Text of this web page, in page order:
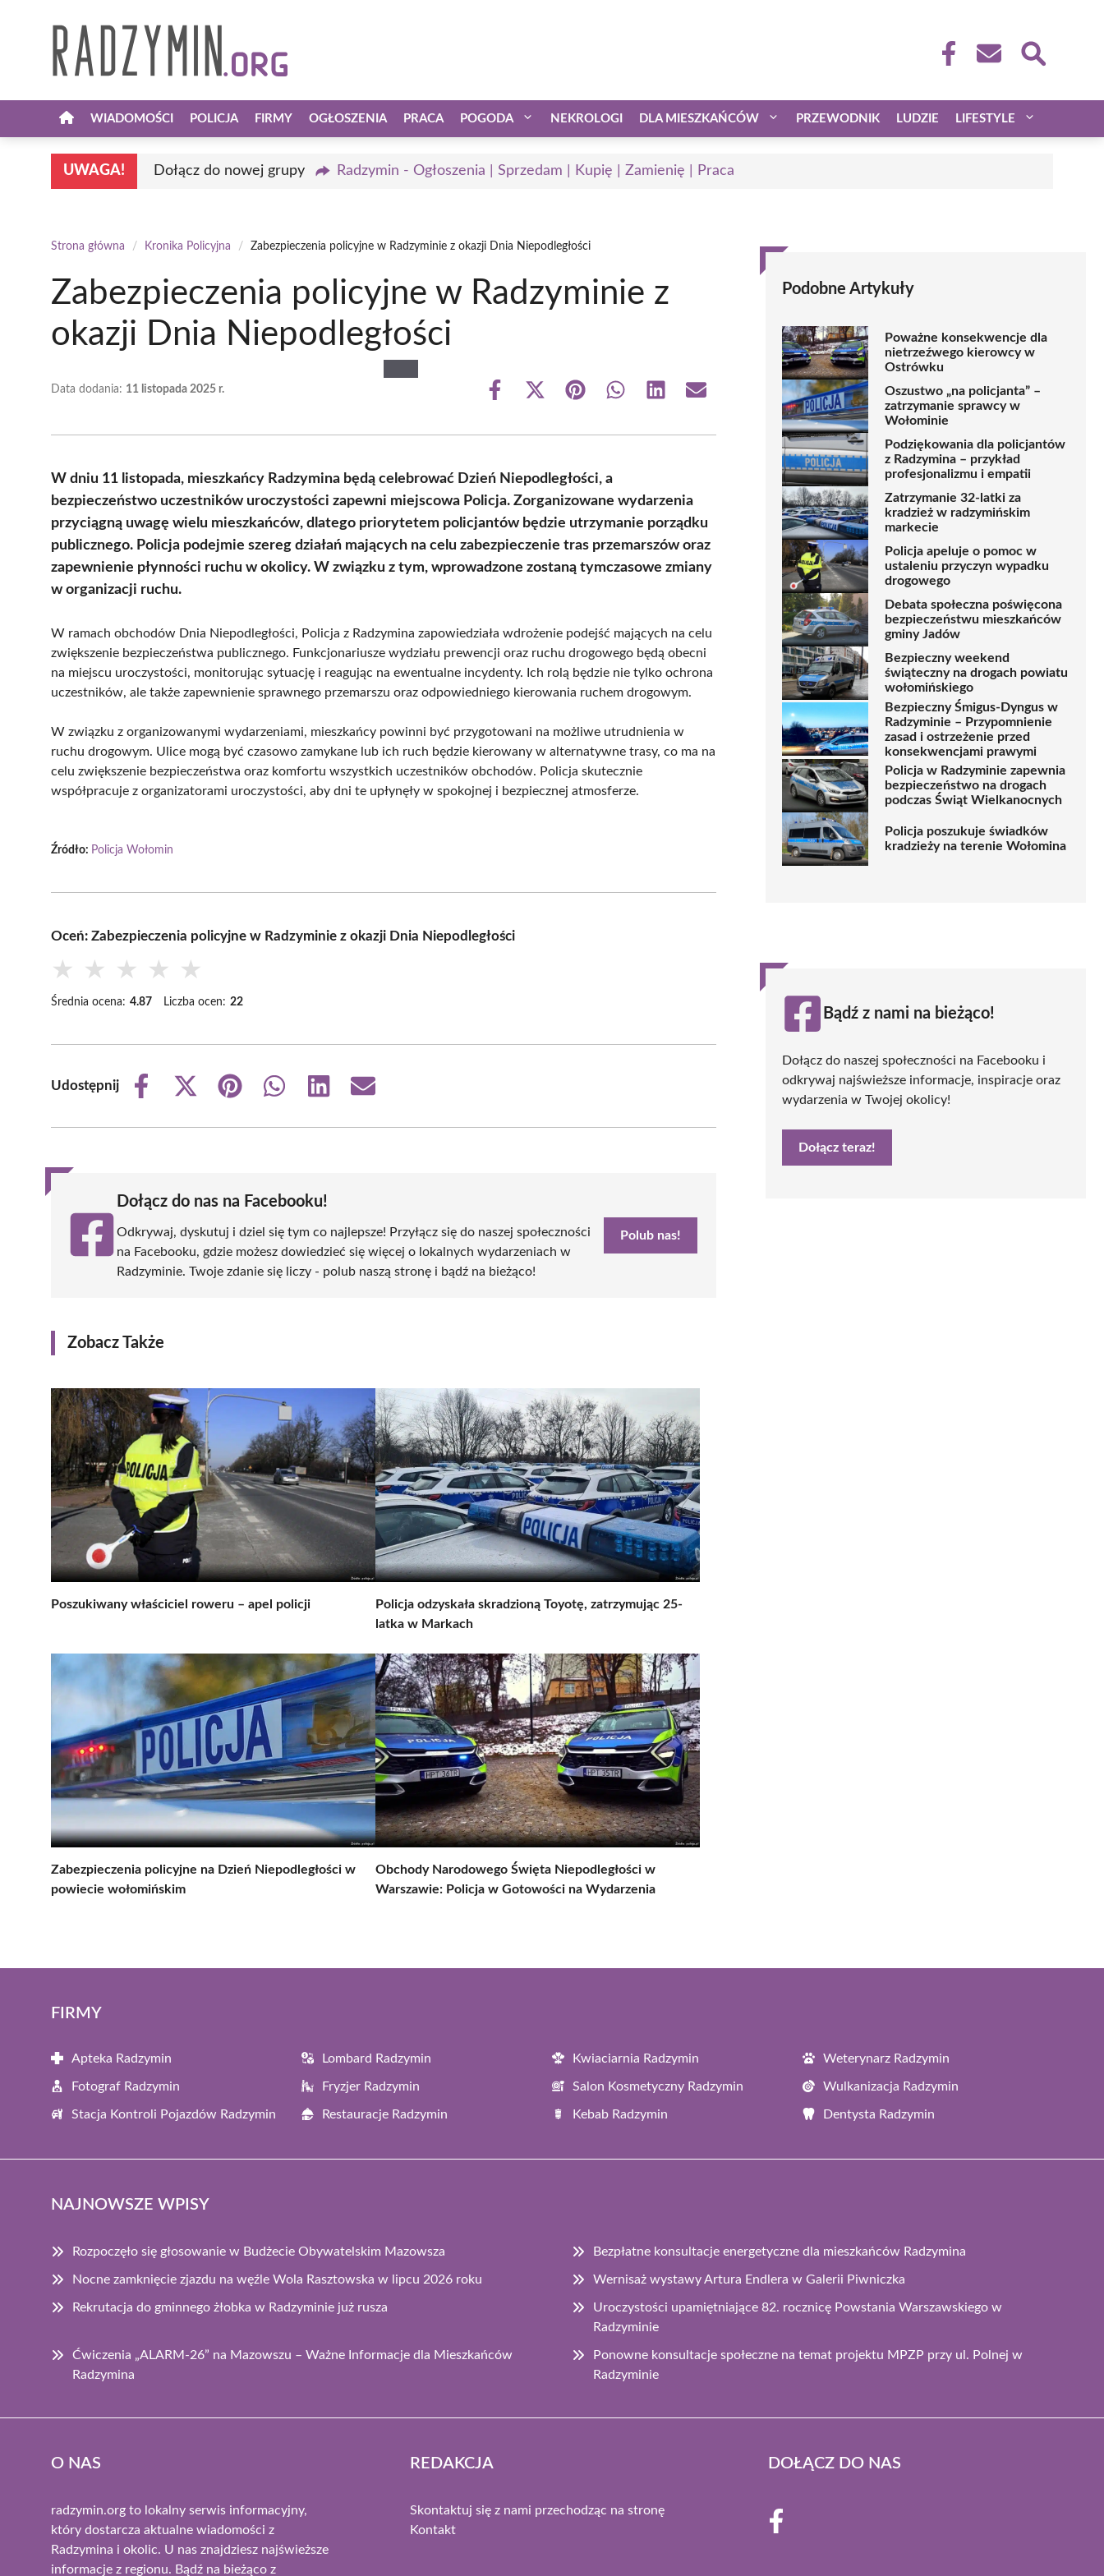
WIADOMOŚCI POLICJA FIRMY OGŁOSZENIA PRACA POGODA NEKROLOGI DLA MIESZKAŃCÓW PRZEWODNIK LUDZIE LIFESTYLE
UWAGA! Dołącz do nowej grupy Radzymin - Ogłoszenia | Sprzedam | Kupię | Zamienię | Praca
Strona główna / Kronika Policyjna / Zabezpieczenia policyjne w Radzyminie z okazji Dnia Niepodległości
Zabezpieczenia policyjne w Radzyminie z
okazji Dnia Niepodległości
Data dodania: 11 listopada 2025 r.
Share
Share
(Twitter)
Share Share Share Share
W dniu 11 listopada, mieszkańcy Radzymina będą celebrować Dzień Niepodległości, a
bezpieczeństwo uczestników uroczystości zapewni miejscowa Policja. Zorganizowane wydarzenia
przyciągną uwagę wielu mieszkańców, dlatego priorytetem policjantów będzie utrzymanie porządku
publicznego. Policja podejmie szereg działań mających na celu zabezpieczenie tras przemarszów oraz
zapewnienie płynności ruchu w okolicy. W związku z tym, wprowadzone zostaną tymczasowe zmiany
w organizacji ruchu.
W ramach obchodów Dnia Niepodległości, Policja z Radzymina zapowiedziała wdrożenie podejść mających na celu
zwiększenie bezpieczeństwa publicznego. Funkcjonariusze wydziału prewencji oraz ruchu drogowego będą obecni
na miejscu uroczystości, monitorując sytuację i reagując na ewentualne incydenty. Ich rolą będzie nie tylko ochrona
uczestników, ale także zapewnienie sprawnego przemarszu oraz odpowiedniego kierowania ruchem drogowym.
W związku z organizowanymi wydarzeniami, mieszkańcy powinni być przygotowani na możliwe utrudnienia w
ruchu drogowym. Ulice mogą być czasowo zamykane lub ich ruch będzie kierowany w alternatywne trasy, co ma na
celu zwiększenie bezpieczeństwa oraz komfortu wszystkich uczestników obchodów. Policja skutecznie
współpracuje z organizatorami uroczystości, aby dni te upłynęły w spokojnej i bezpiecznej atmosferze.
Źródło: Policja Wołomin
Oceń: Zabezpieczenia policyjne w Radzyminie z okazji Dnia Niepodległości
★ ★ ★ ★ ★
Średnia ocena: 4.87 Liczba ocen: 22
Udostępnij
Share
Share
(Twitter)
Share
Share
Share
Share
Dołącz do nas na Facebooku!
Odkrywaj, dyskutuj i dziel się tym co najlepsze! Przyłącz się do naszej społeczności
na Facebooku, gdzie możesz dowiedzieć się więcej o lokalnych wydarzeniach w
Radzyminie. Twoje zdanie się liczy - polub naszą stronę i bądź na bieżąco!
Polub nas!
Zobacz Także
Poszukiwany właściciel roweru – apel policji
Policja odzyskała skradzioną Toyotę, zatrzymując 25-
latka w Markach
Zabezpieczenia policyjne na Dzień Niepodległości w
powiecie wołomińskim
Obchody Narodowego Święta Niepodległości w
Warszawie: Policja w Gotowości na Wydarzenia
Podobne Artykuły
Poważne konsekwencje dla
nietrzeźwego kierowcy w
Ostrówku
Oszustwo „na policjanta” –
zatrzymanie sprawcy w
Wołominie
Podziękowania dla policjantów
z Radzymina – przykład
profesjonalizmu i empatii
Zatrzymanie 32-latki za
kradzież w radzymińskim
markecie
Policja apeluje o pomoc w
ustaleniu przyczyn wypadku
drogowego
Debata społeczna poświęcona
bezpieczeństwu mieszkańców
gminy Jadów
Bezpieczny weekend
świąteczny na drogach powiatu
wołomińskiego
Bezpieczny Śmigus-Dyngus w
Radzyminie – Przypomnienie
zasad i ostrzeżenie przed
konsekwencjami prawymi
Policja w Radzyminie zapewnia
bezpieczeństwo na drogach
podczas Świąt Wielkanocnych
Policja poszukuje świadków
kradzieży na terenie Wołomina
Bądź z nami na bieżąco!
Dołącz do naszej społeczności na Facebooku i
odkrywaj najświeższe informacje, inspiracje oraz
wydarzenia w Twojej okolicy!
Dołącz teraz!
FIRMY
Apteka Radzymin Lombard Radzymin Kwiaciarnia Radzymin Weterynarz Radzymin
Fotograf Radzymin Fryzjer Radzymin Salon Kosmetyczny Radzymin Wulkanizacja Radzymin
Stacja Kontroli Pojazdów Radzymin Restauracje Radzymin Kebab Radzymin Dentysta Radzymin
NAJNOWSZE WPISY
Rozpoczęło się głosowanie w Budżecie Obywatelskim Mazowsza Bezpłatne konsultacje energetyczne dla mieszkańców Radzymina
Nocne zamknięcie zjazdu na węźle Wola Rasztowska w lipcu 2026 roku Wernisaż wystawy Artura Endlera w Galerii Piwniczka
Rekrutacja do gminnego żłobka w Radzyminie już rusza
Uroczystości upamiętniające 82. rocznicę Powstania Warszawskiego w
Radzyminie
Ćwiczenia „ALARM-26” na Mazowszu – Ważne Informacje dla Mieszkańców
Radzymina
Ponowne konsultacje społeczne na temat projektu MPZP przy ul. Polnej w
Radzyminie
O NAS
radzymin.org to lokalny serwis informacyjny,
który dostarcza aktualne wiadomości z
Radzymina i okolic. U nas znajdziesz najświeższe
informacje z regionu. Bądź na bieżąco z
REDAKCJA
Skontaktuj się z nami przechodząc na stronę
Kontakt
DOŁĄCZ DO NAS